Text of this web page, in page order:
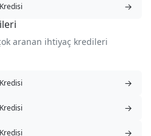
→
aranan ihtiyaç kredileri
→
→
→